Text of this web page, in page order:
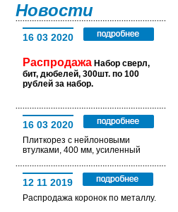
Новости
16 03 2020
Распродажа Набор сверл,
бит, дюбелей, 300шт. по 100
рублей за набор.
16 03 2020
Плиткорез с нейлоновыми
втулками, 400 мм, усиленный
12 11 2019
Распродажа коронок по металлу.